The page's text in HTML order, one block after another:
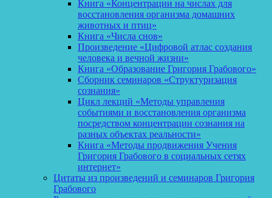
Книга «Концентрации на числах для
восстановления организма домашних
животных и птиц»
Книга «Числа снов»
Произведение «Цифровой атлас создания
человека и вечной жизни»
Книга «Образование Григория Грабового»
Сборник семинаров «Структуризация
сознания»
Цикл лекций «Методы управления
событиями и восстановления организма
посредством концентрации сознания на
разных объектах реальности»
Книга «Методы продвижения Учения
Григория Грабового в социальных сетях
интернет»
Цитаты из произведений и семинаров Григория
Грабового